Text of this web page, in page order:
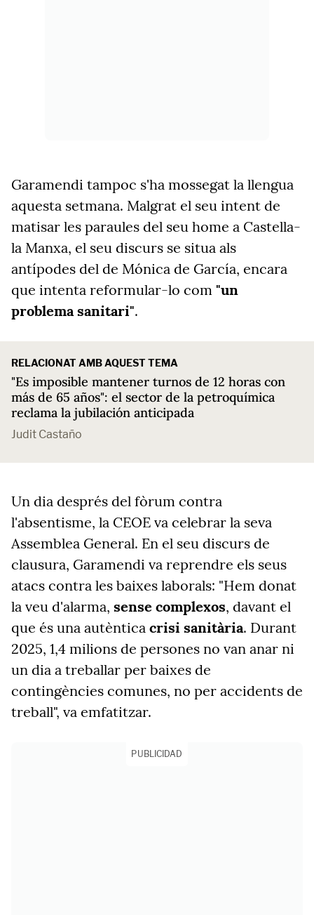
Garamendi tampoc s'ha mossegat la llengua
aquesta setmana. Malgrat el seu intent de
matisar les paraules del seu home a Castella-
la Manxa, el seu discurs se situa als
antípodes del de Mónica de García, encara
que intenta reformular-lo com "un
problema sanitari".
RELACIONAT AMB AQUEST TEMA
"Es imposible mantener turnos de 12 horas con
más de 65 años": el sector de la petroquímica
reclama la jubilación anticipada
Judit Castaño
Un dia després del fòrum contra
l'absentisme, la CEOE va celebrar la seva
Assemblea General. En el seu discurs de
clausura, Garamendi va reprendre els seus
atacs contra les baixes laborals: "Hem donat
la veu d'alarma, sense complexos, davant el
que és una autèntica crisi sanitària. Durant
2025, 1,4 milions de persones no van anar ni
un dia a treballar per baixes de
contingències comunes, no per accidents de
treball", va emfatitzar.
PUBLICIDAD